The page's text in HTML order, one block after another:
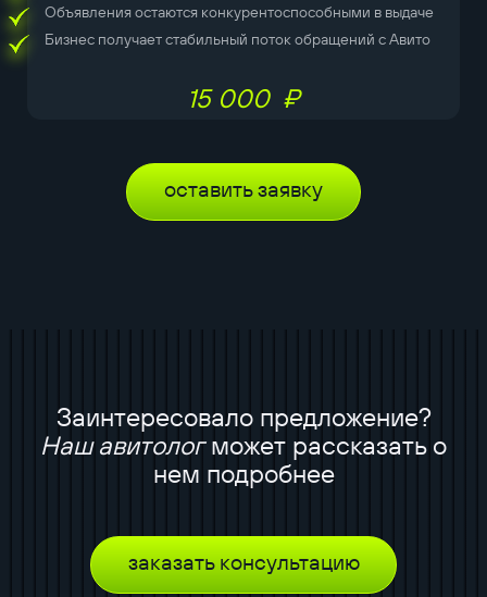
Объявления остаются конкурентоспособными в выдаче
Бизнес получает стабильный поток обращений с Авито
15 000 ₽
оставить заявку
Заинтересовало предложение?
Наш авитологможет рассказать о
нем подробнее
заказать консультацию